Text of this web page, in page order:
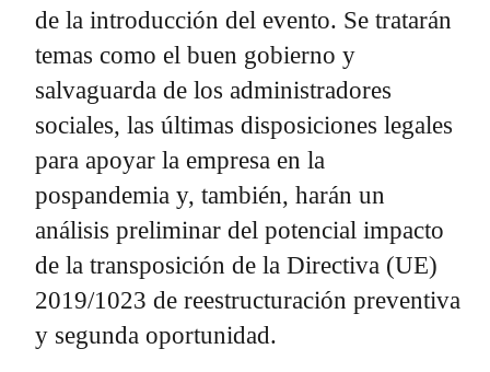
de la introducción del evento. Se tratarán
temas como el buen gobierno y
salvaguarda de los administradores
sociales, las últimas disposiciones legales
para apoyar la empresa en la
pospandemia y, también, harán un
análisis preliminar del potencial impacto
de la transposición de la Directiva (UE)
2019/1023 de reestructuración preventiva
y segunda oportunidad.